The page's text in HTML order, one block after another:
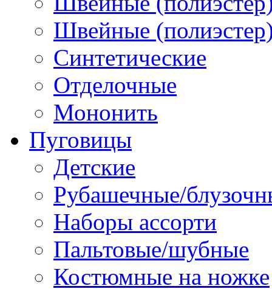
Швейные
Синтетические
Отделочные
Мононить
Пуговицы
Детские
Рубашечные/
Наборы ассорти
Пальтовые/шубные
Костюмные на ножке